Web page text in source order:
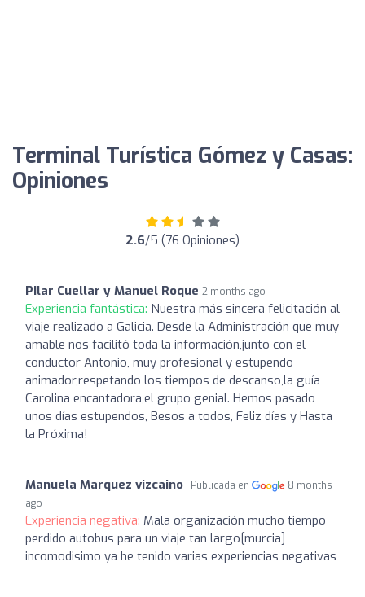
Terminal Turística Gómez y Casas:
Opiniones
2.6/5 (76 Opiniones)
PIlar Cuellar y Manuel Roque 2 months ago
Experiencia fantástica: Nuestra más sincera felicitación al
viaje realizado a Galicia. Desde la Administración que muy
amable nos facilitó toda la información,junto con el
conductor Antonio, muy profesional y estupendo
animador,respetando los tiempos de descanso,la guía
Carolina encantadora,el grupo genial. Hemos pasado
unos días estupendos, Besos a todos, Feliz días y Hasta
la Próxima!
Manuela Marquez vizcaino Publicada en
8 months
ago
Experiencia negativa: Mala organización mucho tiempo
perdido autobus para un viaje tan largo[murcia]
incomodisimo ya he tenido varias experiencias negativas